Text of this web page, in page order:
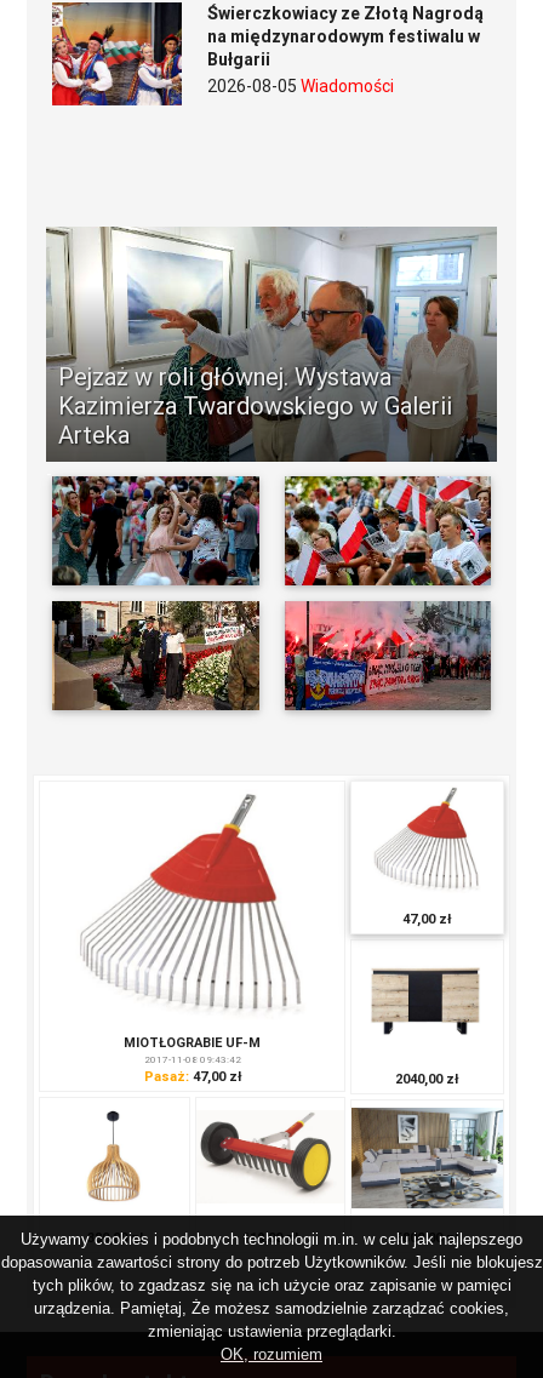
Świerczkowiacy ze Złotą Nagrodą
na międzynarodowym festiwalu w
Bułgarii
2026-08-05 Wiadomości
Duchowe poszukiwania Janusza
Matuszewskiego. Wystawa „Obok” do
obejrzenia w Muzeum Diecezjalnym
MIOTŁOGRABIE UF-M
2017-11-08 09:43:42
Pasaż: 47,00 zł
380,00 zł 119,00 zł
47,00 zł
2040,00 zł
6800,00 zł
Używamy cookies i podobnych technologii m.in. w celu jak najlepszego
dopasowania zawartości strony do potrzeb Użytkowników. Jeśli nie blokujesz
tych plików, to zgadzasz się na ich użycie oraz zapisanie w pamięci
urządzenia. Pamiętaj, Że możesz samodzielnie zarządzać cookies,
zmieniając ustawienia przeglądarki.
OK, rozumiem